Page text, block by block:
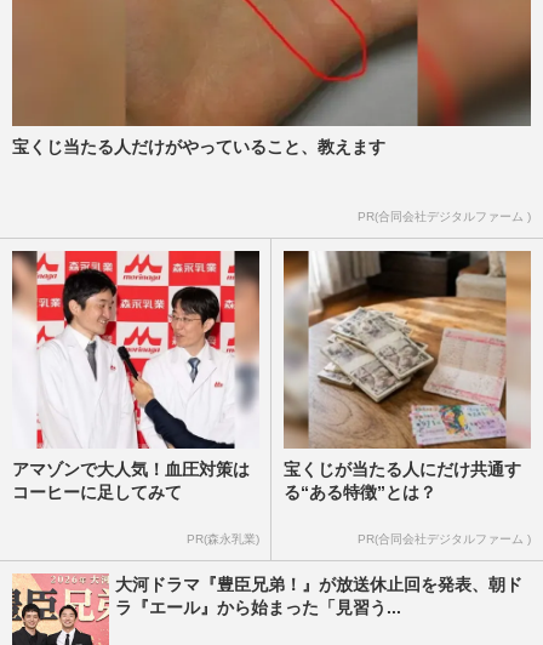
柔道・阿部詩の“モデル姿”が「別人級」
「誰か分からなかった」“号泣敗戦”のイン
パクト打破も消えない皮…
2024/10/12
橋本梨菜「売名行為なのかな」今度は阿部
宝くじ当たる人だけがやっていること、教えます
PR(合同会社デジタルファーム )
アマゾンで大人気！血圧対策は
コーヒーに足してみて
PR(森永乳業)
宝くじが当たる人にだけ共通す
る“ある特徴”とは？
PR(合同会社デジタルファーム )
大河ドラマ『豊臣兄弟！』が放送休止回を発表、朝ド
ラ『エール』から始まった「見習う...